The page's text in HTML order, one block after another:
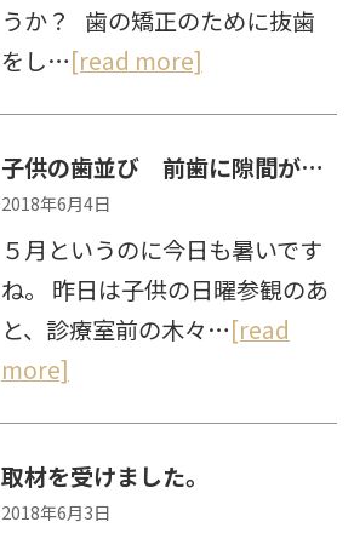
うか？ 歯の矯正のために抜歯
をし…[read more]
子供の歯並び 前歯に隙間が無いのは良い？悪い？
2018年6月4日
５月というのに今日も暑いです
ね。 昨日は子供の日曜参観のあ
と、診療室前の木々…[read
more]
取材を受けました。
2018年6月3日